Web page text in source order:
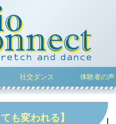
社交ダンス 体験者の声
も変われる】